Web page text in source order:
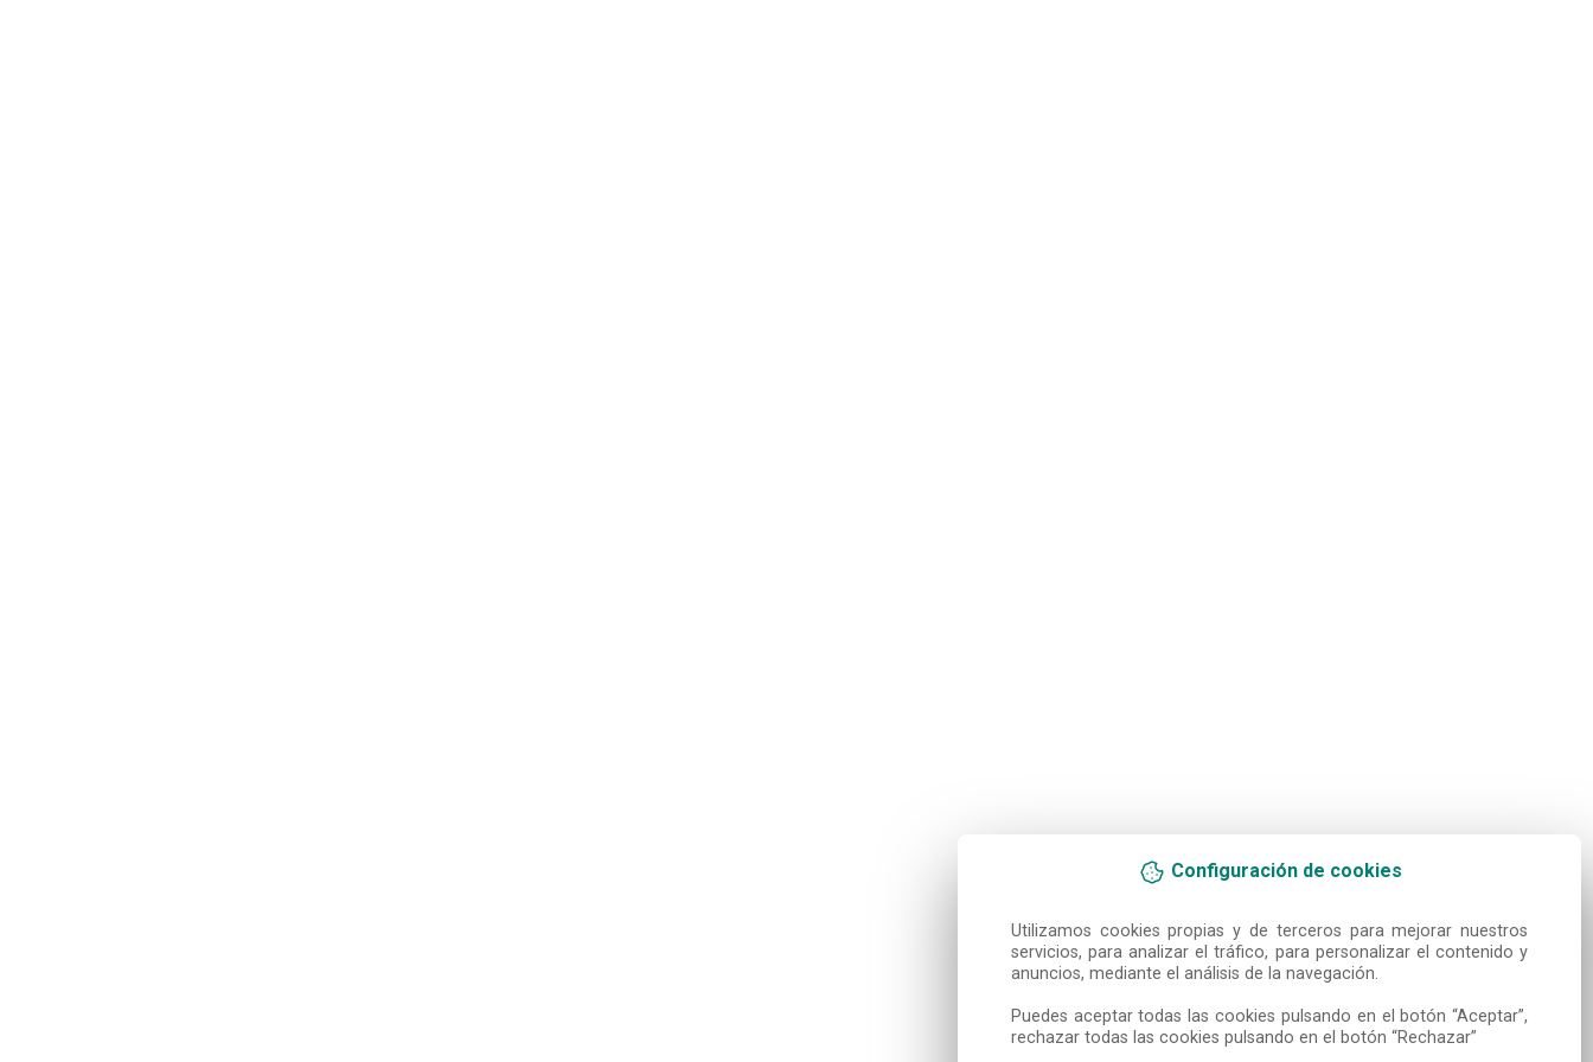
Configuración de cookies
Utilizamos cookies propias y de terceros para mejorar nuestros
servicios, para analizar el tráfico, para personalizar el contenido y
anuncios, mediante el análisis de la navegación.
Puedes aceptar todas las cookies pulsando en el botón “Aceptar”,
rechazar todas las cookies pulsando en el botón “Rechazar”